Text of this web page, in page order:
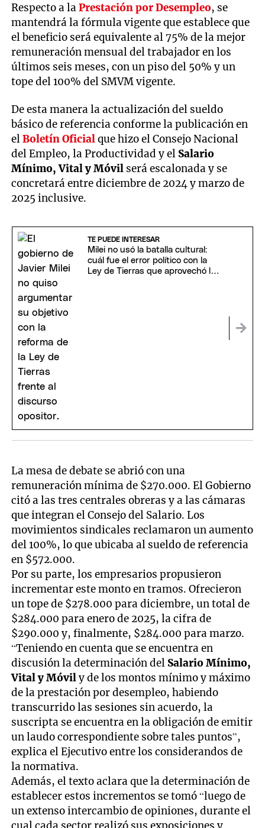
Respecto a laPrestación por Desempleo, se
mantendrá la fórmula vigente que establece que
el beneficio será equivalente al 75% de la mejor
remuneración mensual del trabajador en los
últimos seis meses, con un piso del 50% y un
tope del 100% del SMVM vigente.
De esta manera la actualización del sueldo
básico de referencia conforme la publicación en
elBoletín Oficialque hizo el Consejo Nacional
del Empleo, la Productividad y el Salario
Mínimo, Vital y Móvil será escalonada y se
concretará entre diciembre de 2024 y marzo de
2025 inclusive.
TE PUEDE INTERESAR
Milei no usó la batalla cultural:
cuál fue el error político con la
Ley de Tierras que aprovechó la
La mesa de debate se abrió con una
remuneración mínima de $270.000. El Gobierno
citó a las tres centrales obreras y a las cámaras
que integran el Consejo del Salario. Los
movimientos sindicales reclamaron un aumento
del 100%, lo que ubicaba al sueldo de referencia
en $572.000.
Por su parte, los empresarios propusieron
incrementar este monto en tramos. Ofrecieron
un tope de $278.000 para diciembre, un total de
$284.000 para enero de 2025, la cifra de
$290.000 y, finalmente, $284.000 para marzo.
“Teniendo en cuenta que se encuentra en
discusión la determinación del Salario Mínimo,
Vital y Móvily de los montos mínimo y máximo
de la prestación por desempleo, habiendo
transcurrido las sesiones sin acuerdo, la
suscripta se encuentra en la obligación de emitir
un laudo correspondiente sobre tales puntos”,
explica el Ejecutivo entre los considerandos de
la normativa.
Además, el texto aclara que la determinación de
establecer estos incrementos se tomó “luego de
un extenso intercambio de opiniones, durante el